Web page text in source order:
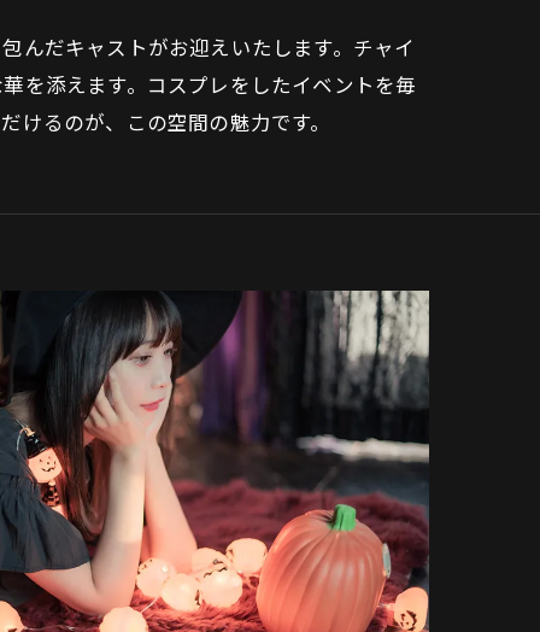
んだキャストがお迎えいたします。チャイ
を添えます。コスプレをしたイベントを毎
るのが、この空間の魅力です。